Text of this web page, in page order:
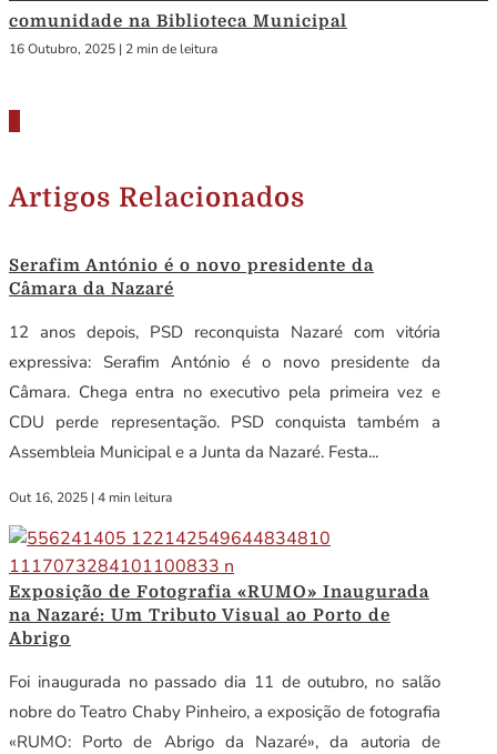
comunidade na Biblioteca Municipal
16 Outubro, 2025 | 2 min de leitura
Artigos Relacionados
Serafim António é o novo presidente da
Câmara da Nazaré
12 anos depois, PSD reconquista Nazaré com vitória
expressiva: Serafim António é o novo presidente da
Câmara. Chega entra no executivo pela primeira vez e
CDU perde representação. PSD conquista também a
Assembleia Municipal e a Junta da Nazaré. Festa...
Out 16, 2025 | 4 min leitura
Exposição de Fotografia «RUMO» Inaugurada
na Nazaré: Um Tributo Visual ao Porto de
Abrigo
Foi inaugurada no passado dia 11 de outubro, no salão
nobre do Teatro Chaby Pinheiro, a exposição de fotografia
«RUMO: Porto de Abrigo da Nazaré», da autoria de